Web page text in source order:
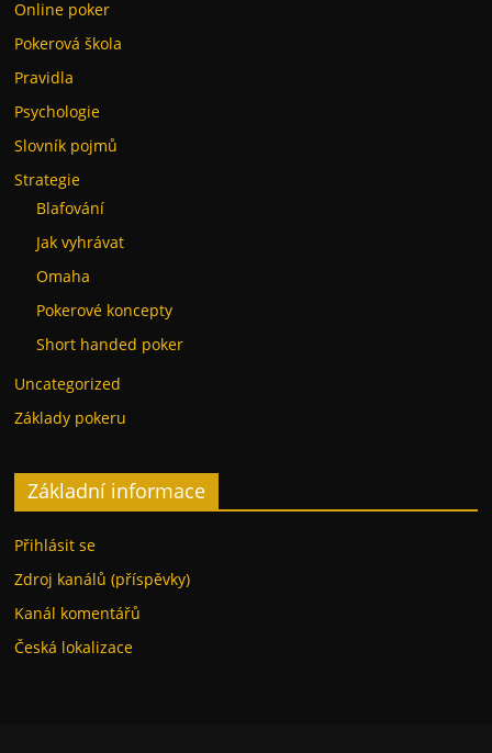
Online poker
Pokerová škola
Pravidla
Psychologie
Slovník pojmů
Strategie
Blafování
Jak vyhrávat
Omaha
Pokerové koncepty
Short handed poker
Uncategorized
Základy pokeru
Základní informace
Přihlásit se
Zdroj kanálů (příspěvky)
Kanál komentářů
Česká lokalizace